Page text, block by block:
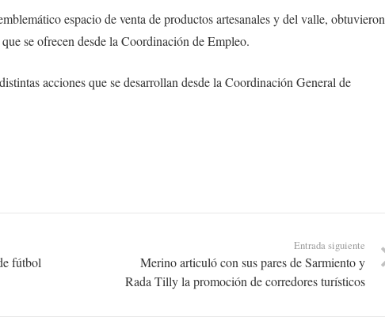
espacio de venta de productos artesanales y del valle, obtuvieron
se ofrecen desde la Coordinación de Empleo.
acciones que se desarrollan desde la Coordinación General de
fútbol
Entrada siguiente
Merino articuló con sus pares de Sarmiento y
Rada Tilly la promoción de corredores turísticos